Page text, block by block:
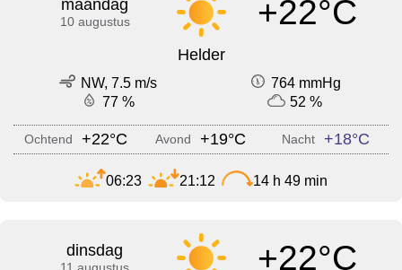
maandag
10 augustus +22°C
Helder
NW, 7.5 m/s
764 mmHg
77 %
52 %
Ochtend +22°C Avond +19°C Nacht +18°C
06:23 21:12 14 h 49 min
dinsdag +22°C